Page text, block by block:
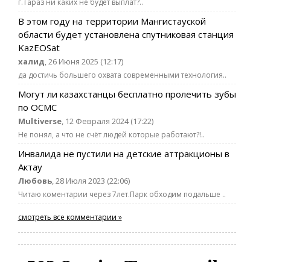
г.Тараз ни каких не будет выплат?..
В этом году на территории Мангистауской
области будет установлена спутниковая станция
KazEOSat
халид, 26 Июня 2025 (12:17)
да достичь большего охвата современными технология..
Могут ли казахстанцы бесплатно пролечить зубы
по ОСМС
Multiverse, 12 Февраля 2024 (17:22)
Не понял, а что не счёт людей которые работают?!..
Инвалида не пустили на детские аттракционы в
Актау
Любовь, 28 Июля 2023 (22:06)
Читаю коментарии через 7лет.Парк обходим подальше ..
смотреть все комментарии »